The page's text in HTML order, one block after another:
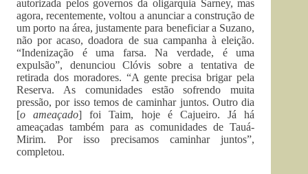
autorizada pelos governos da oligarquia Sarney, mas
agora, recentemente, voltou a anunciar a construção de
um porto na área, justamente para beneficiar a Suzano,
não por acaso, doadora de sua campanha à eleição.
“Indenização é uma farsa. Na verdade, é uma
expulsão”, denunciou Clóvis sobre a tentativa de
retirada dos moradores. “A gente precisa brigar pela
Reserva. As comunidades estão sofrendo muita
pressão, por isso temos de caminhar juntos. Outro dia
[o ameaçado] foi Taim, hoje é Cajueiro. Já há
ameaçadas também para as comunidades de Tauá-
Mirim. Por isso precisamos caminhar juntos”,
completou.